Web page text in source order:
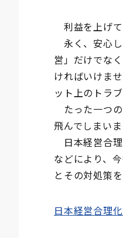
利益を上げ
永く、安心
営」だけでな
ければいけま
ット上のトラ
たった一つ
飛んでしまいま
日本経営合
などにより、
とその対処策
日本経営合理